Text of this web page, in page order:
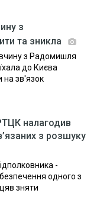
з
та зникла
з Радомишля
до Києва
на зв'язок
налагодив
з розшуку
-
одного з
зняти